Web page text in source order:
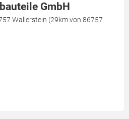
GmbH
Wallerstein (29km von 86757